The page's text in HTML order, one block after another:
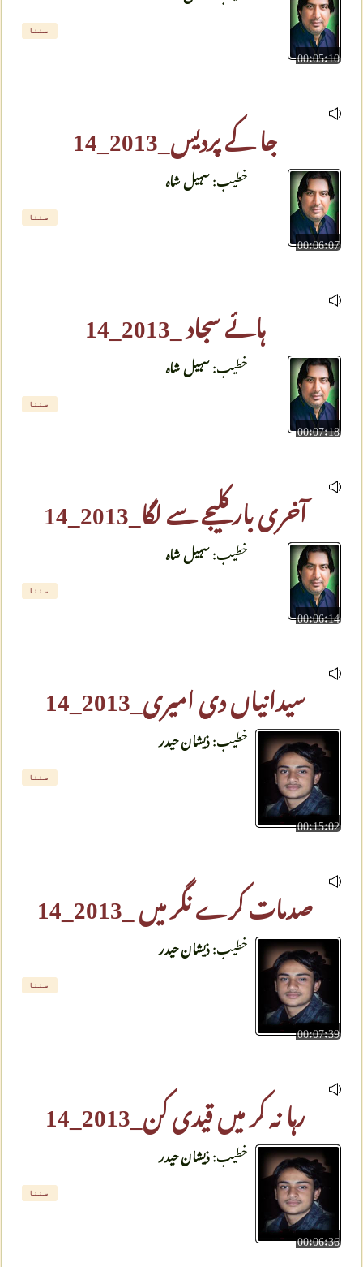
00:05:10
سننا
جا کے پردیس_2013_14
00:06:07
خطیب:سہیل شاہ
سننا
ہائے سجاد _2013_14
00:07:18
خطیب:سہیل شاہ
سننا
آخری بار کلیجے سے لگا_2013_14
00:06:14
خطیب:سہیل شاہ
سننا
سیدانیاں دی امیری_2013_14
00:15:02
خطیب:ذیشان حیدر
سننا
صدمات کرے نگر میں _2013_14
00:07:39
خطیب:ذیشان حیدر
سننا
رہا نہ کر میں قیدی کن_2013_14
00:06:36
خطیب:ذیشان حیدر
سننا